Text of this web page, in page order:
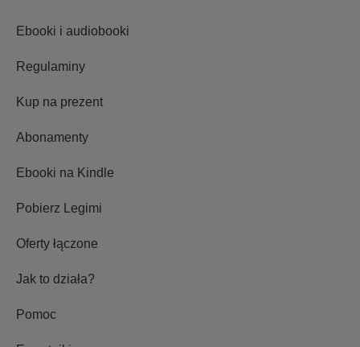
Ebooki i audiobooki
Regulaminy
Kup na prezent
Abonamenty
Ebooki na Kindle
Pobierz Legimi
Oferty łączone
Jak to działa?
Pomoc